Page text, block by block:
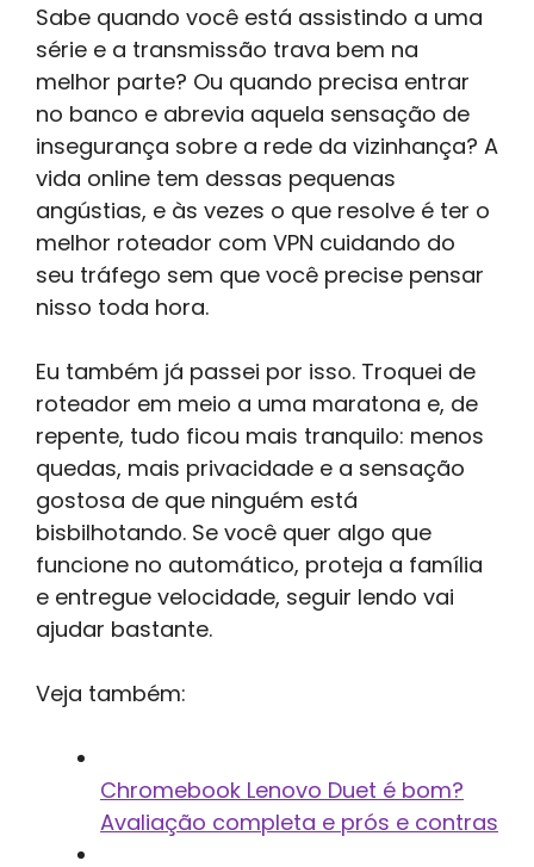
Sabe quando você está assistindo a uma
série e a transmissão trava bem na
melhor parte? Ou quando precisa entrar
no banco e abrevia aquela sensação de
insegurança sobre a rede da vizinhança? A
vida online tem dessas pequenas
angústias, e às vezes o que resolve é ter o
melhor roteador com VPN cuidando do
seu tráfego sem que você precise pensar
nisso toda hora.
Eu também já passei por isso. Troquei de
roteador em meio a uma maratona e, de
repente, tudo ficou mais tranquilo: menos
quedas, mais privacidade e a sensação
gostosa de que ninguém está
bisbilhotando. Se você quer algo que
funcione no automático, proteja a família
e entregue velocidade, seguir lendo vai
ajudar bastante.
Veja também:
Chromebook Lenovo Duet é bom?
Avaliação completa e prós e contras